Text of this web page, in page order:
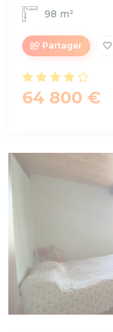
98 m²
Partager
64 800 €